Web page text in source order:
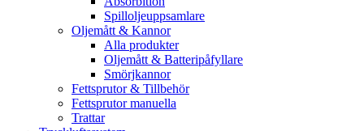
Spilloljeuppsamlare
Oljemått & Kannor
Alla produkter
Oljemått & Batteripåfyllare
Smörjkannor
Fettsprutor & Tillbehör
Fettsprutor manuella
Trattar